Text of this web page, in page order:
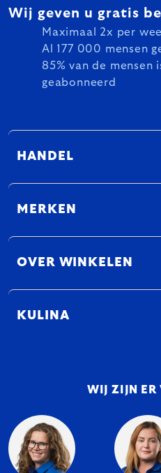
Wij geven u gratis
Maximaal 2x per
Al 177 000 mensen
85% van de mensen
geabonneerd
HANDEL
MERKEN
OVER WINKELEN
KULINA
WIJ ZIJN ER